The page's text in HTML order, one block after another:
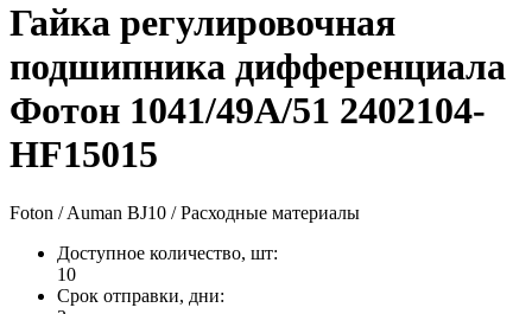
Гайка регулировочная
подшипника дифференциала
Фотон 1041/49A/51 2402104-
HF15015
Foton / Auman BJ10 / Расходные материалы
Доступное количество, шт:
10
Срок отправки, дни: